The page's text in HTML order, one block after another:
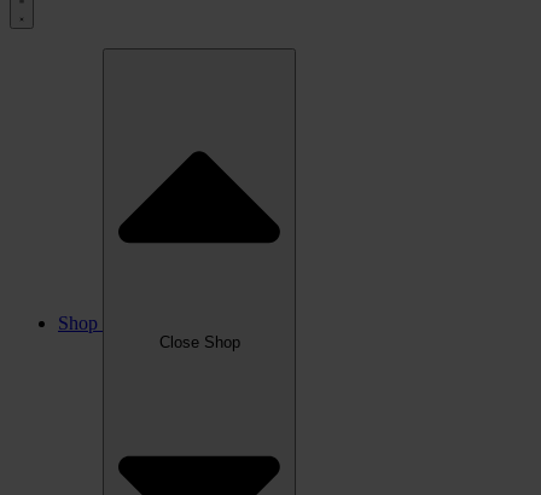
Shop
Close Shop